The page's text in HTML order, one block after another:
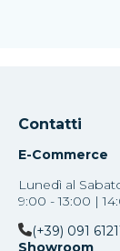
Contatti
E-Commerce
Lunedì al
9:00 - 13:00 |
(+39) 091
Showroom